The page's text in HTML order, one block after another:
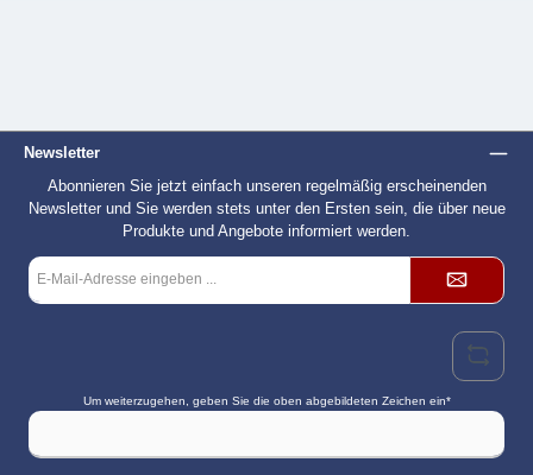
Newsletter
Abonnieren Sie jetzt einfach unseren regelmäßig erscheinenden
Newsletter und Sie werden stets unter den Ersten sein, die über neue
Produkte und Angebote informiert werden.
Um weiterzugehen, geben Sie die oben abgebildeten Zeichen ein*